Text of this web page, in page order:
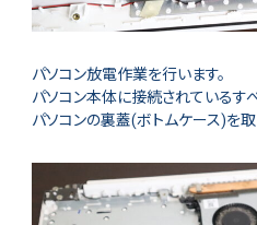
パソコン放電作業を行います。
パソコン本体に接続されているす
パソコンの裏蓋(ボトムケース)を取